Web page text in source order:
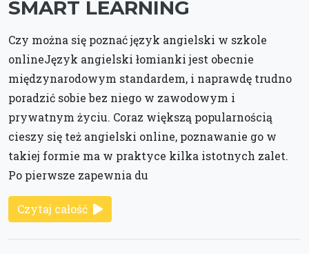
SMART LEARNING
Czy można się poznać język angielski w szkole
onlineJęzyk angielski łomianki jest obecnie
międzynarodowym standardem, i naprawdę trudno
poradzić sobie bez niego w zawodowym i
prywatnym życiu. Coraz większą popularnością
cieszy się też angielski online, poznawanie go w
takiej formie ma w praktyce kilka istotnych zalet.
Po pierwsze zapewnia du
Czytaj całość